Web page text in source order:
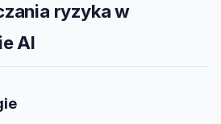
ryzyka w
AI